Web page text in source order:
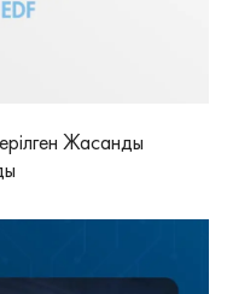
Жасанды